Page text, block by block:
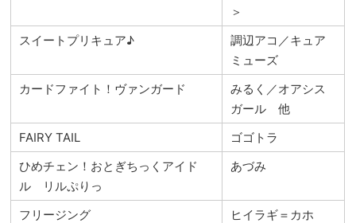
＞
スイートプリキュア♪
調辺アコ／キュア
ミューズ
カードファイト！ヴァンガード
みるく／オアシス
ガール 他
FAIRY TAIL
ゴゴトラ
ひめチェン！おとぎちっくアイド
ル リルぷりっ
あづみ
フリージング
ヒイラギ＝カホ